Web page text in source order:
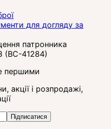
для догляду за
патронника
(BC-41284)
першими
акції і розпродажі,
Підписатися